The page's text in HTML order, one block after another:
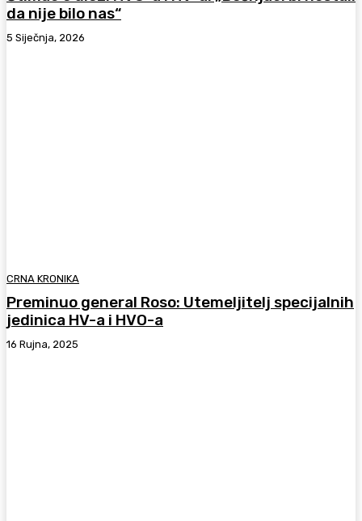
da nije bilo nas“
5 Siječnja, 2026
CRNA KRONIKA
Preminuo general Roso: Utemeljitelj specijalnih
jedinica HV-a i HVO-a
16 Rujna, 2025